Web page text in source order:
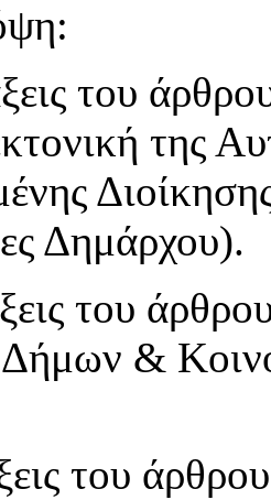
του
της
Δημάρχου).
του
&
του